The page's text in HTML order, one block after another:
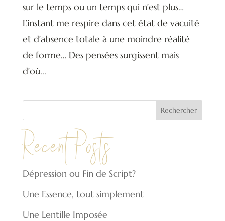
sur le temps ou un temps qui n’est plus…
L’instant me respire dans cet état de vacuité
et d’absence totale à une moindre réalité
de forme… Des pensées surgissent mais
d’où...
Rechercher
Recent Posts
Dépression ou Fin de Script?
Une Essence, tout simplement
Une Lentille Imposée